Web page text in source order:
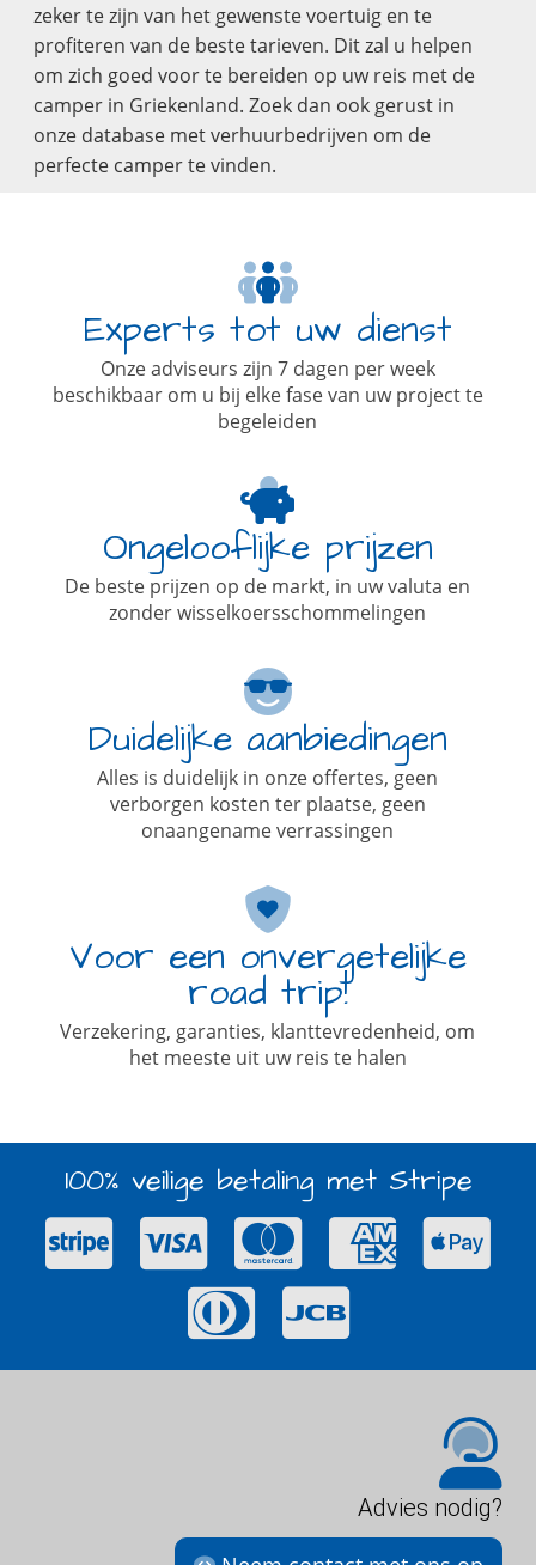
zeker te zijn van het gewenste voertuig en te
profiteren van de beste tarieven. Dit zal u helpen
om zich goed voor te bereiden op uw reis met de
camper in Griekenland. Zoek dan ook gerust in
onze database met verhuurbedrijven om de
perfecte camper te vinden.
Experts tot uw dienst
Onze adviseurs zijn 7 dagen per week
beschikbaar om u bij elke fase van uw project te
begeleiden
Ongelooflijke prijzen
De beste prijzen op de markt, in uw valuta en
zonder wisselkoersschommelingen
Duidelijke aanbiedingen
Alles is duidelijk in onze offertes, geen
verborgen kosten ter plaatse, geen
onaangename verrassingen
Voor een onvergetelijke
road trip!
Verzekering, garanties, klanttevredenheid, om
het meeste uit uw reis te halen
100% veilige betaling met Stripe
Advies nodig?